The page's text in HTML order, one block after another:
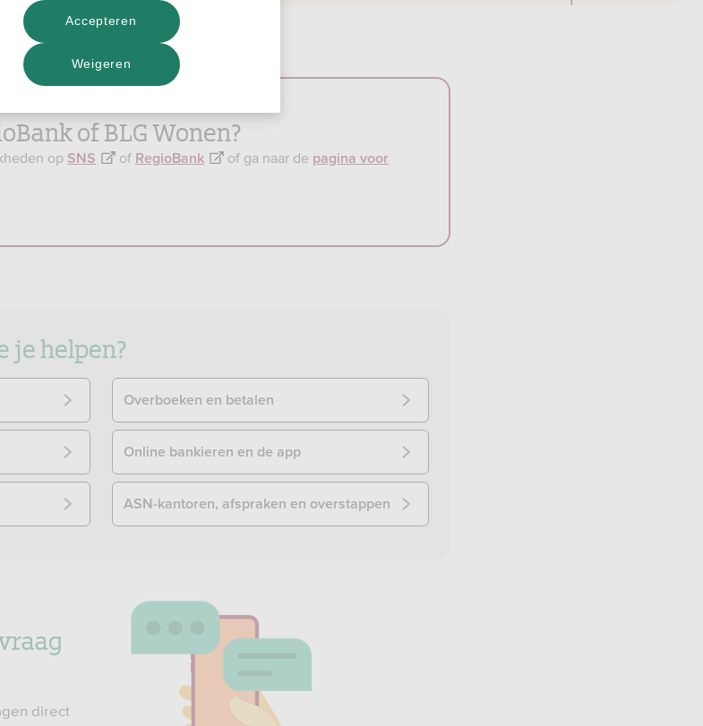
of BLG Wonen?
op SNS of RegioBank of ga naar de pagina voor
je helpen?
Overboeken en betalen
Online bankieren en de app
ASN-kantoren, afspraken en overstappen
direct
Weigeren
Accepteren